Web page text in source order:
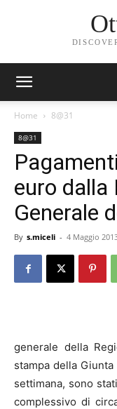
Home 8@31
8@31
euro dalla
Generale
By s.miceli - 4 Maggio
generale della
stampa della
settimana, sono
complessivo di